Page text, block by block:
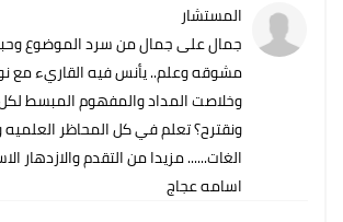
المستشار
جمال على جمال من سرد الموضوع
مشوقه وعلم.. يأنس فيه القاريء مع
وخلاصت المداد والمفهوم المبسط
ونقترح؟ تعلم في كل المحاظر العلميه
الغات...... مزيدا من التقدم والازدهار
اسامه عجاج